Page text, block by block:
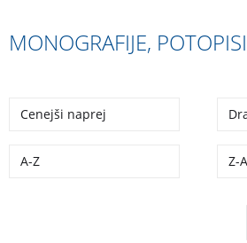
MONOGRAFIJE,
Cenejši naprej
A-Z Z-A